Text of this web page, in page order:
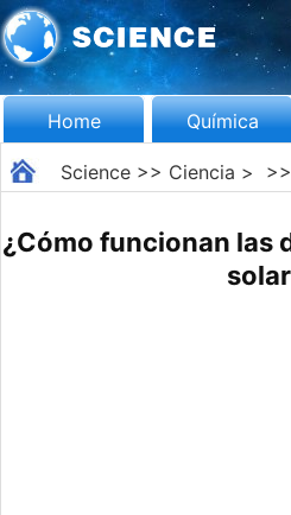
Home Química
Science>> Ciencia > >>
¿Cómo funcionan las